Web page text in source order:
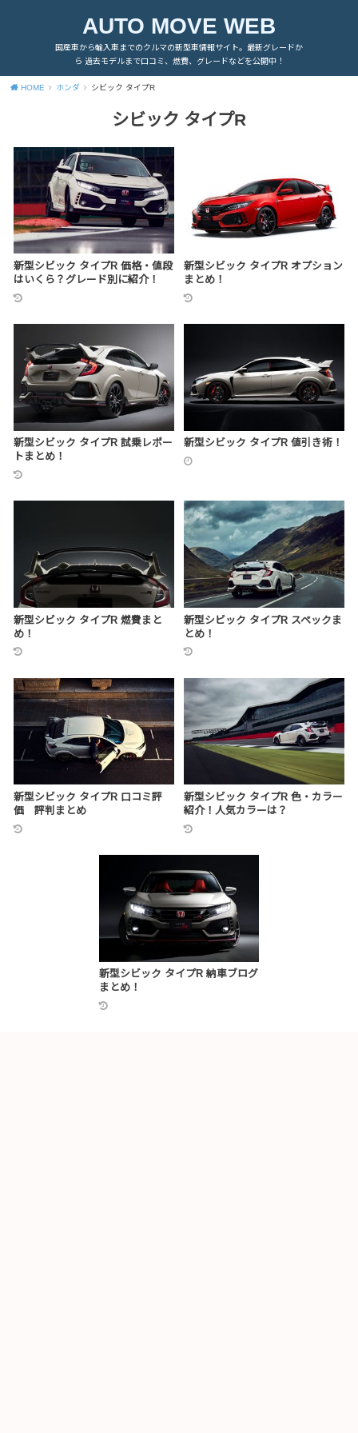
AUTO MOVE WEB
国産車から輸入車までのクルマの新型車情報サイト。最新グレードか
ら 過去モデルまで口コミ、燃費、グレードなどを公開中！
HOME ホンダ シビック タイプR
シビック タイプR
新型シビック タイプR 価格・値段
はいくら？グレード別に紹介！
新型シビック タイプR オプション
まとめ！
新型シビック タイプR 試乗レポー
トまとめ！
新型シビック タイプR 値引き術！
新型シビック タイプR 燃費まと
め！
新型シビック タイプR スペックま
とめ！
新型シビック タイプR 口コミ評
価 評判まとめ
新型シビック タイプR 色・カラー
紹介！人気カラーは？
新型シビック タイプR 納車ブログ
まとめ！